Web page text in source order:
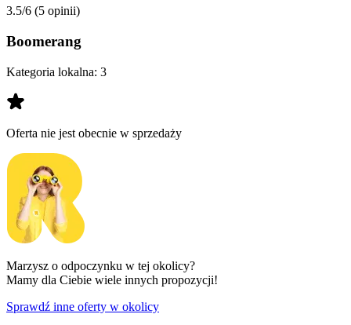
3.5/6 (5 opinii)
Boomerang
Kategoria lokalna: 3
Oferta nie jest obecnie w sprzedaży
Marzysz o odpoczynku w tej okolicy?
Mamy dla Ciebie wiele innych propozycji!
Sprawdź inne oferty w okolicy